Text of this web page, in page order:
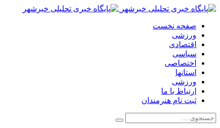
صفحه نخست
ورزشی
اقتصادی
سیاسی
اختصاصی
استانها
ورزشی
ارتباط با ما
ثبت نام هنرمندان